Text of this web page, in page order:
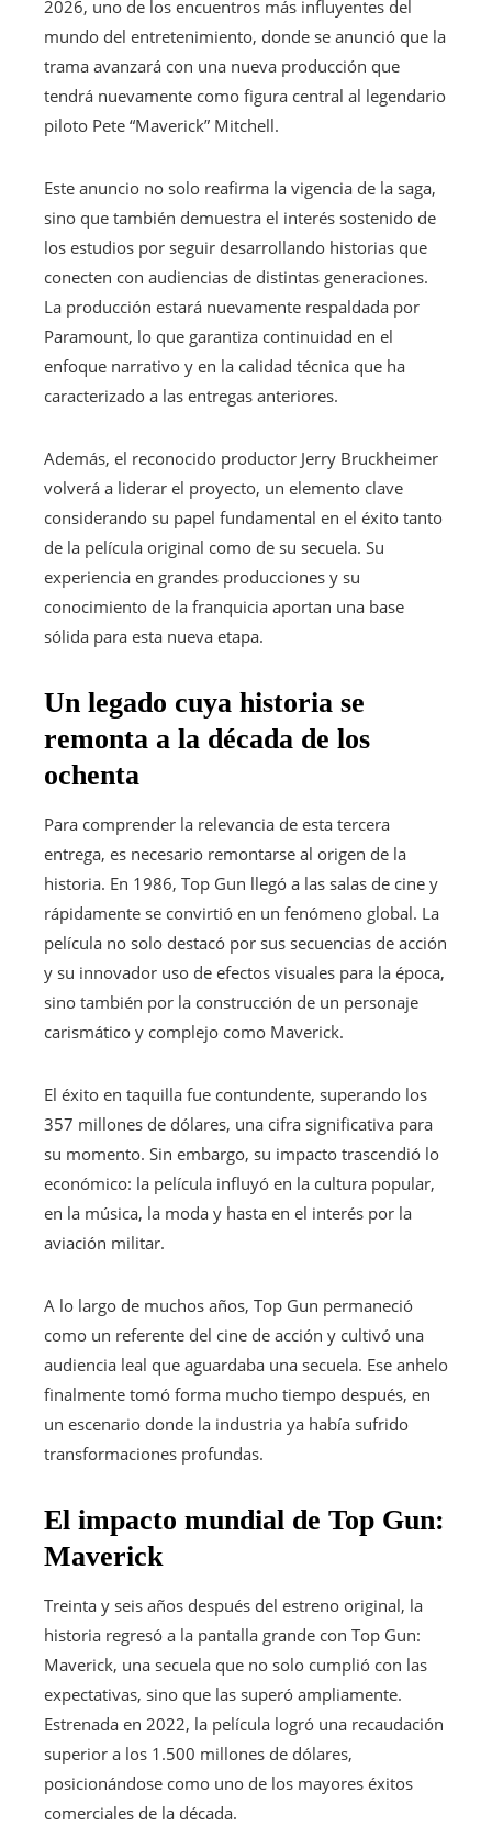
2026, uno de los encuentros más influyentes del
mundo del entretenimiento, donde se anunció que la
trama avanzará con una nueva producción que
tendrá nuevamente como figura central al legendario
piloto Pete “Maverick” Mitchell.
Este anuncio no solo reafirma la vigencia de la saga,
sino que también demuestra el interés sostenido de
los estudios por seguir desarrollando historias que
conecten con audiencias de distintas generaciones.
La producción estará nuevamente respaldada por
Paramount, lo que garantiza continuidad en el
enfoque narrativo y en la calidad técnica que ha
caracterizado a las entregas anteriores.
Además, el reconocido productor Jerry Bruckheimer
volverá a liderar el proyecto, un elemento clave
considerando su papel fundamental en el éxito tanto
de la película original como de su secuela. Su
experiencia en grandes producciones y su
conocimiento de la franquicia aportan una base
sólida para esta nueva etapa.
Un legado cuya historia se
remonta a la década de los
ochenta
Para comprender la relevancia de esta tercera
entrega, es necesario remontarse al origen de la
historia. En 1986, Top Gun llegó a las salas de cine y
rápidamente se convirtió en un fenómeno global. La
película no solo destacó por sus secuencias de acción
y su innovador uso de efectos visuales para la época,
sino también por la construcción de un personaje
carismático y complejo como Maverick.
El éxito en taquilla fue contundente, superando los
357 millones de dólares, una cifra significativa para
su momento. Sin embargo, su impacto trascendió lo
económico: la película influyó en la cultura popular,
en la música, la moda y hasta en el interés por la
aviación militar.
A lo largo de muchos años, Top Gun permaneció
como un referente del cine de acción y cultivó una
audiencia leal que aguardaba una secuela. Ese anhelo
finalmente tomó forma mucho tiempo después, en
un escenario donde la industria ya había sufrido
transformaciones profundas.
El impacto mundial de Top Gun:
Maverick
Treinta y seis años después del estreno original, la
historia regresó a la pantalla grande con Top Gun:
Maverick, una secuela que no solo cumplió con las
expectativas, sino que las superó ampliamente.
Estrenada en 2022, la película logró una recaudación
superior a los 1.500 millones de dólares,
posicionándose como uno de los mayores éxitos
comerciales de la década.